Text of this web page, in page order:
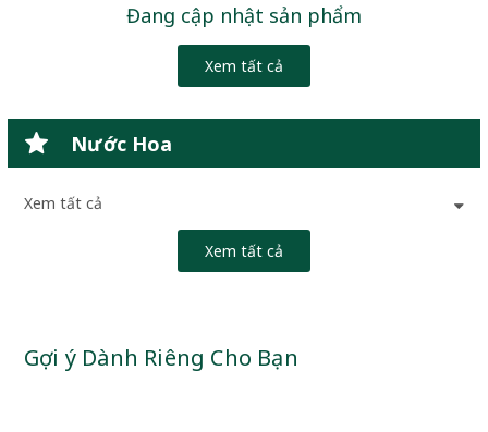
Đang cập nhật sản phẩm
Xem tất cả
Nước Hoa
Xem tất cả
Xem tất cả
Gợi ý Dành Riêng Cho Bạn